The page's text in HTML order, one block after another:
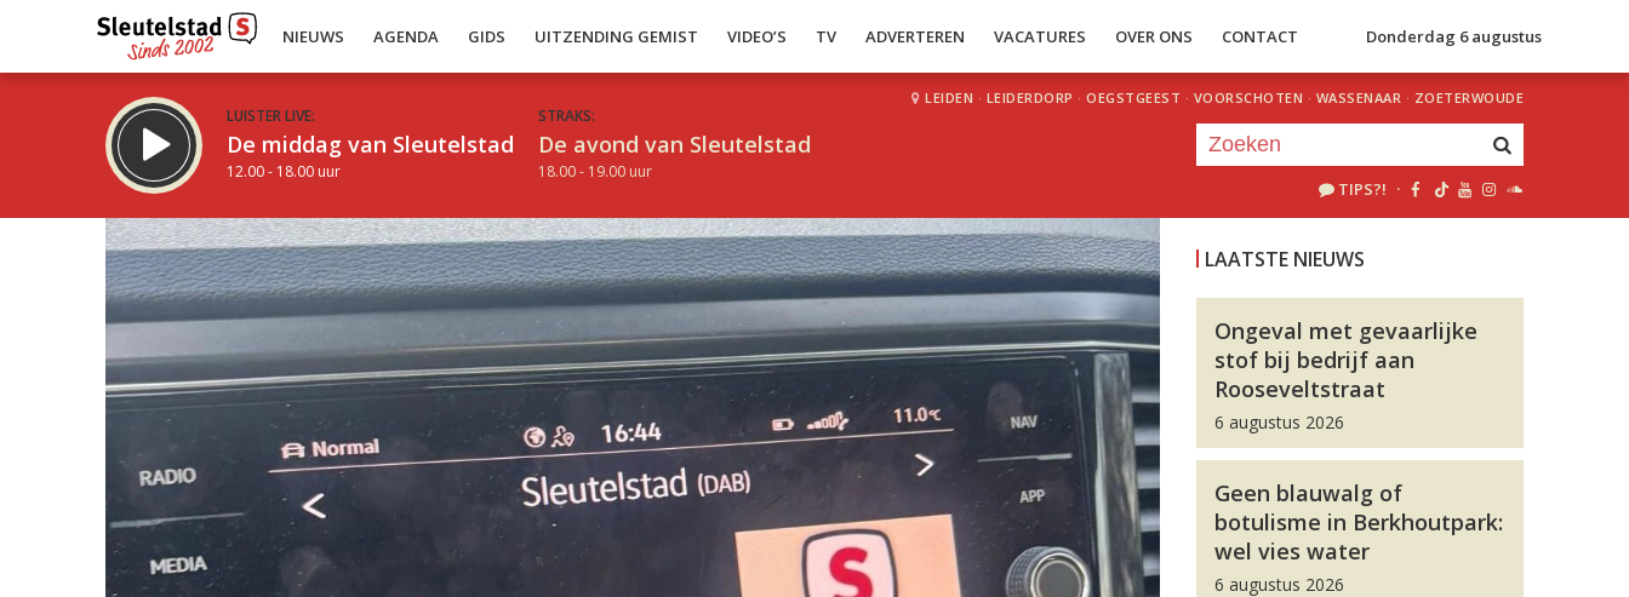
NIEUWS AGENDA GIDS UITZENDING GEMIST VIDEO’S TV ADVERTEREN VACATURES OVER ONS CONTACT Donderdag 6 augustus
LUISTER LIVE:
De middag van Sleutelstad
12.00 - 18.00 uur
STRAKS:
De avond van Sleutelstad
18.00 - 19.00 uur
LEIDEN · LEIDERDORP · OEGSTGEEST · VOORSCHOTEN · WASSENAAR · ZOETERWOUDE
TIPS?! ·
LAATSTE NIEUWS
Ongeval met gevaarlijke
stof bij bedrijf aan
Rooseveltstraat
6 augustus 2026
Geen blauwalg of
botulisme in Berkhoutpark:
wel vies water
6 augustus 2026